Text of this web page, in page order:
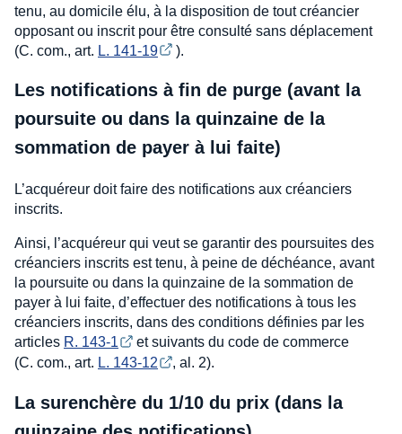
tenu, au domicile élu, à la disposition de tout créancier
opposant ou inscrit pour être consulté sans déplacement
(C. com., art. L. 141-19 ).
Les notifications à fin de purge (avant la
poursuite ou dans la quinzaine de la
sommation de payer à lui faite)
L’acquéreur doit faire des notifications aux créanciers
inscrits.
Ainsi, l’acquéreur qui veut se garantir des poursuites des
créanciers inscrits est tenu, à peine de déchéance, avant
la poursuite ou dans la quinzaine de la sommation de
payer à lui faite, d’effectuer des notifications à tous les
créanciers inscrits, dans des conditions définies par les
articles R. 143-1
et suivants du code de commerce
(C. com., art. L. 143-12 , al. 2).
La surenchère du 1/10 du prix (dans la